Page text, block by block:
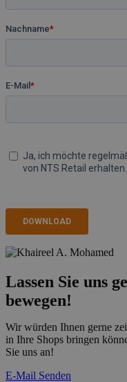
Lassen Sie uns
bewegen!
Wir würden Ihnen gerne
in Ihre Shops bringen
Sie uns an!
E-Mail Senden